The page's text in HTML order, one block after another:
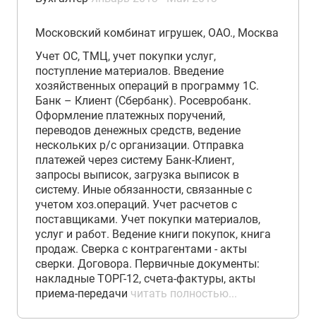
Московский комбинат игрушек, ОАО., Москва
Учет ОС, ТМЦ, учет покупки услуг,
поступление материалов. Введение
хозяйственных операций в программу 1С.
Банк – Клиент (Сбербанк). Росевробанк.
Оформление платежных поручений,
переводов денежных средств, ведение
нескольких р/с организации. Отправка
платежей через систему Банк-Клиент,
запросы выписок, загрузка выписок в
систему. Иные обязанности, связанные с
учетом хоз.операций. Учет расчетов с
поставщиками. Учет покупки материалов,
услуг и работ. Ведение книги покупок, книга
продаж. Сверка с контрагентами - акты
сверки. Договора. Первичные документы:
накладные ТОРГ-12, счета-фактуры, акты
приема-передачи читать полностью...